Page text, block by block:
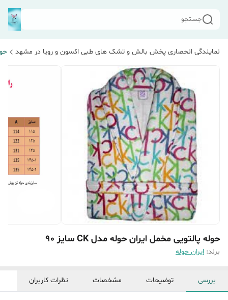
جستجو
نمایندگی انحصاری پخش بالش و تشک های طبی اکسون و رویا در مشهد
حوله پالتویی مخمل ایران حوله مدل CK سایز 90
برند: ایران حوله
بررسی توضیحات مشخصات نظرات کاربران